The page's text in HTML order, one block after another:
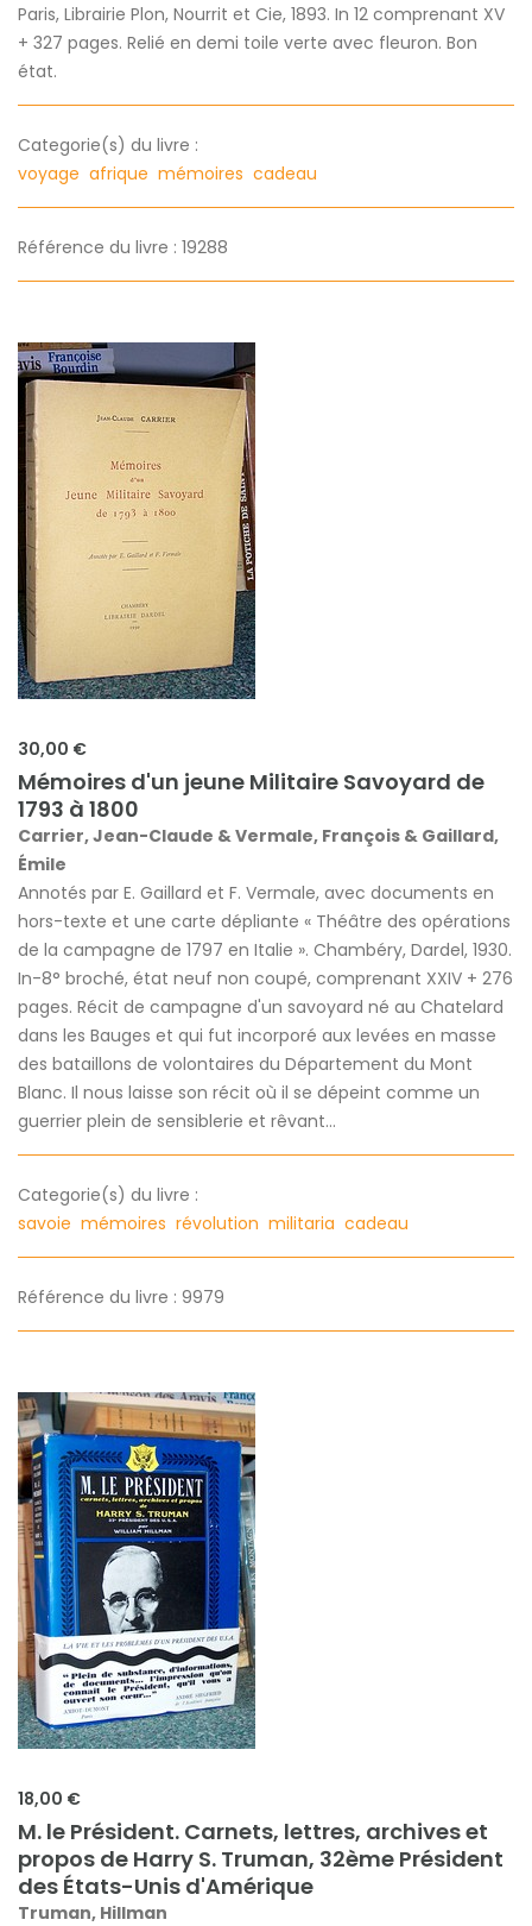
Paris, Librairie Plon, Nourrit et Cie, 1893. In 12 comprenant XV
+ 327 pages. Relié en demi toile verte avec fleuron. Bon
état.
Categorie(s) du livre :
voyage afrique mémoires cadeau
Référence du livre : 19288
30,00 €
Mémoires d'un jeune Militaire Savoyard de
1793 à 1800
Carrier, Jean-Claude & Vermale, François & Gaillard,
Émile
Annotés par E. Gaillard et F. Vermale, avec documents en
hors-texte et une carte dépliante « Théâtre des opérations
de la campagne de 1797 en Italie ». Chambéry, Dardel, 1930.
In-8° broché, état neuf non coupé, comprenant XXIV + 276
pages. Récit de campagne d'un savoyard né au Chatelard
dans les Bauges et qui fut incorporé aux levées en masse
des bataillons de volontaires du Département du Mont
Blanc. Il nous laisse son récit où il se dépeint comme un
guerrier plein de sensiblerie et rêvant...
Categorie(s) du livre :
savoie mémoires révolution militaria cadeau
Référence du livre : 9979
18,00 €
M. le Président. Carnets, lettres, archives et
propos de Harry S. Truman, 32ème Président
des États-Unis d'Amérique
Truman, Hillman